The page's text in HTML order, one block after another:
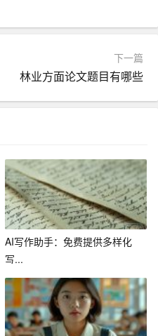
下一篇
林业方面论文题目有哪些
AI写作助手：免费提供多样化
写...